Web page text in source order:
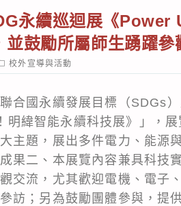
永續巡迴展《Power
鼓勵所屬師生踴躍參
校外宣導與活動
合國永續發展目標（SDGs
緯智能永續科技展》」，
主題，展出多件電力、能源
果二、本展覽內容兼具科技
交流，尤其歡迎電機、電子
訪；另為鼓勵團體參與，提